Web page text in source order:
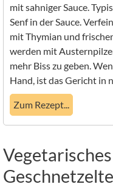
mit sahniger Sauce.
Senf in der Sauce.
mit Thymian und
werden mit
mehr Biss zu geben.
Hand, ist das Gericht in
Zum Rezept...